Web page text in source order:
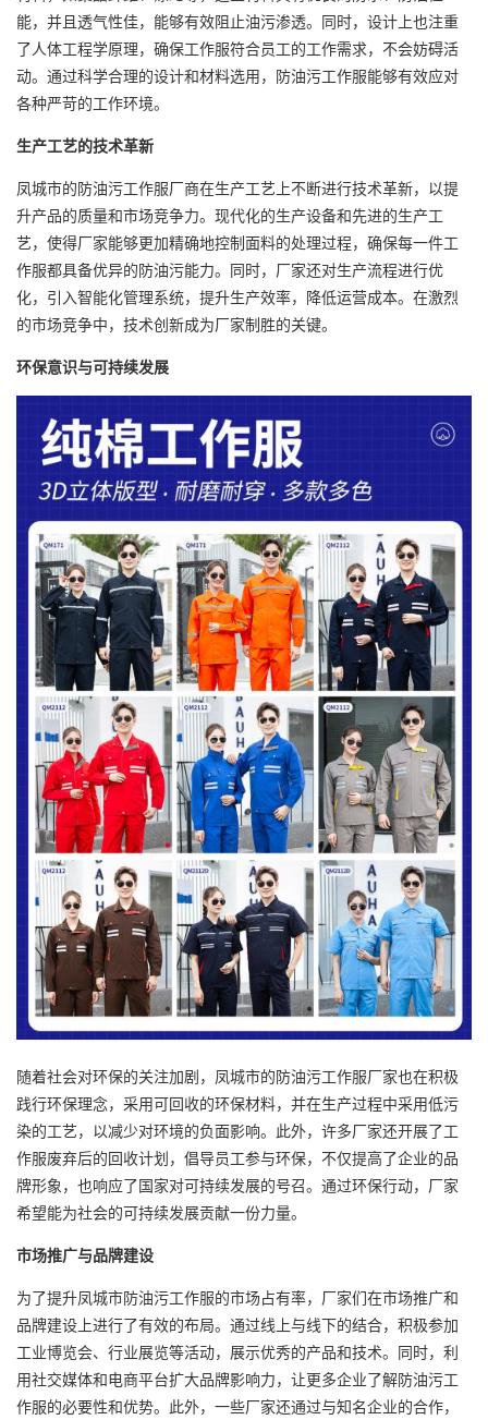
能，并且透气性佳，能够有效阻止油污渗透。同时，设计上也注重
了人体工程学原理，确保工作服符合员工的工作需求，不会妨碍活
动。通过科学合理的设计和材料选用，防油污工作服能够有效应对
各种严苛的工作环境。
生产工艺的技术革新
凤城市的防油污工作服厂商在生产工艺上不断进行技术革新，以提
升产品的质量和市场竞争力。现代化的生产设备和先进的生产工
艺，使得厂家能够更加精确地控制面料的处理过程，确保每一件工
作服都具备优异的防油污能力。同时，厂家还对生产流程进行优
化，引入智能化管理系统，提升生产效率，降低运营成本。在激烈
的市场竞争中，技术创新成为厂家制胜的关键。
环保意识与可持续发展
随着社会对环保的关注加剧，凤城市的防油污工作服厂家也在积极
践行环保理念，采用可回收的环保材料，并在生产过程中采用低污
染的工艺，以减少对环境的负面影响。此外，许多厂家还开展了工
作服废弃后的回收计划，倡导员工参与环保，不仅提高了企业的品
牌形象，也响应了国家对可持续发展的号召。通过环保行动，厂家
希望能为社会的可持续发展贡献一份力量。
市场推广与品牌建设
为了提升凤城市防油污工作服的市场占有率，厂家们在市场推广和
品牌建设上进行了有效的布局。通过线上与线下的结合，积极参加
工业博览会、行业展览等活动，展示优秀的产品和技术。同时，利
用社交媒体和电商平台扩大品牌影响力，让更多企业了解防油污工
作服的必要性和优势。此外，一些厂家还通过与知名企业的合作，